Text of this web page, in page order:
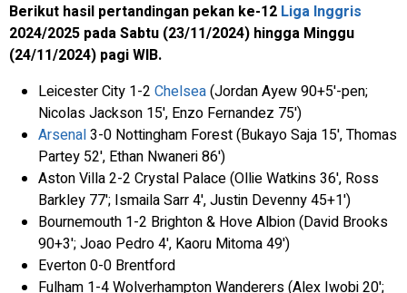
Berikut hasil pertandingan pekan ke-12 Liga Inggris
2024/2025 pada Sabtu (23/11/2024) hingga Minggu
(24/11/2024) pagi WIB.
Leicester City 1-2 Chelsea(Jordan Ayew 90+5'-pen;
Nicolas Jackson 15', Enzo Fernandez 75')
Arsenal3-0 Nottingham Forest (Bukayo Saja 15', Thomas
Partey 52', Ethan Nwaneri 86')
Aston Villa 2-2 Crystal Palace (Ollie Watkins 36', Ross
Barkley 77'; Ismaila Sarr 4', Justin Devenny 45+1')
Bournemouth 1-2 Brighton & Hove Albion (David Brooks
90+3'; Joao Pedro 4', Kaoru Mitoma 49')
Everton 0-0 Brentford
Fulham 1-4 Wolverhampton Wanderers (Alex Iwobi 20';